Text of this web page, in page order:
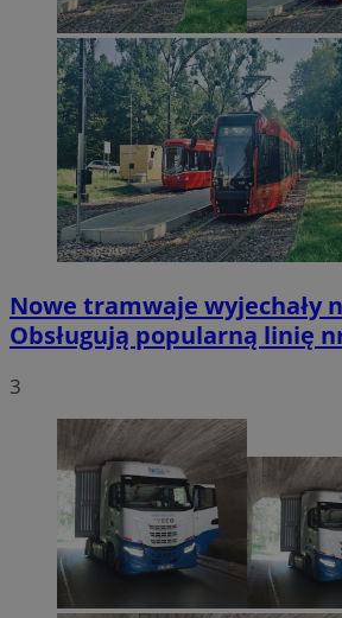
Nowe tramwaje wyjechały
Obsługują popularną linię
3